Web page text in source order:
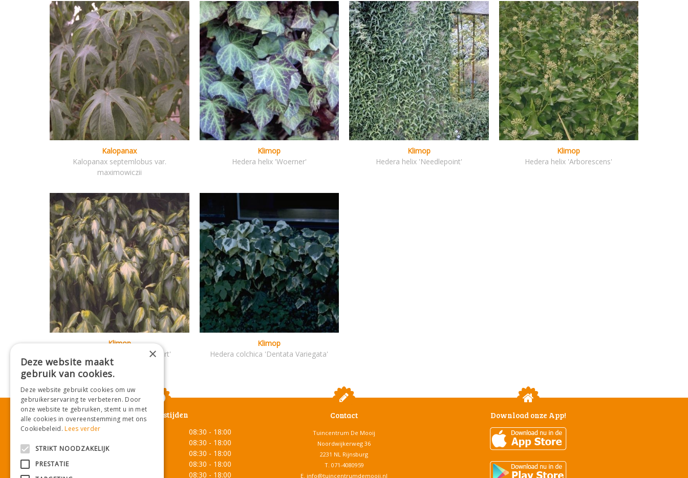
Kalopanax
Kalopanax septemlobus var.
maximowiczii
Klimop
Hedera helix 'Woerner'
Klimop
Hedera helix 'Needlepoint'
Klimop
Hedera helix 'Arborescens'
Klimop
Hedera colchica 'Sulphur Heart'
Klimop
Hedera colchica 'Dentata Variegata'
Openingstijden
Maandag
08:30 - 18:00
08:30 - 18:00
Woensdag
08:30 - 18:00
08:30 - 18:00
08:30 - 18:00
Contact
Tuincentrum De Mooij
Noordwijkerweg 36
2231 NL Rijnsburg
T. 071-4080959
E. info@tuincentrumdemooij.nl
Download onze App!
×
Deze website maakt
gebruik van cookies.
Deze website gebruikt cookies om uw
gebruikerservaring te verbeteren. Door
onze website te gebruiken, stemt u in met
alle cookies in overeenstemming met ons
Cookiebeleid.Lees verder
STRIKT NOODZAKELIJK
PRESTATIE